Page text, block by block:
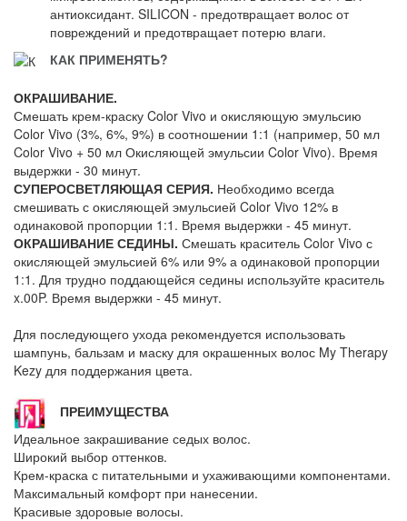
антиоксидант. SILICON - предотвращает волос от
повреждений и предотвращает потерю влаги.
КАК ПРИМЕНЯТЬ?
ОКРАШИВАНИЕ.
Смешать крем-краску Color Vivo и окисляющую эмульсию
Color Vivo (3%, 6%, 9%) в соотношении 1:1 (например, 50 мл
Color Vivo + 50 мл Окисляющей эмульсии Color Vivo). Время
выдержки - 30 минут.
СУПЕРОСВЕТЛЯЮЩАЯ СЕРИЯ. Необходимо всегда
смешивать с окисляющей эмульсией Color Vivo 12% в
одинаковой пропорции 1:1. Время выдержки - 45 минут.
ОКРАШИВАНИЕ СЕДИНЫ. Смешать краситель Color Vivo с
окисляющей эмульсией 6% или 9% а одинаковой пропорции
1:1. Для трудно поддающейся седины используйте краситель
x.00P. Время выдержки - 45 минут.
Для последующего ухода рекомендуется использовать
шампунь, бальзам и маску для окрашенных волос My Therapy
Kezy для поддержания цвета.
ПРЕИМУЩЕСТВА
Идеальное закрашивание седых волос.
Широкий выбор оттенков.
Крем-краска с питательными и ухаживающими компонентами.
Максимальный комфорт при нанесении.
Красивые здоровые волосы.